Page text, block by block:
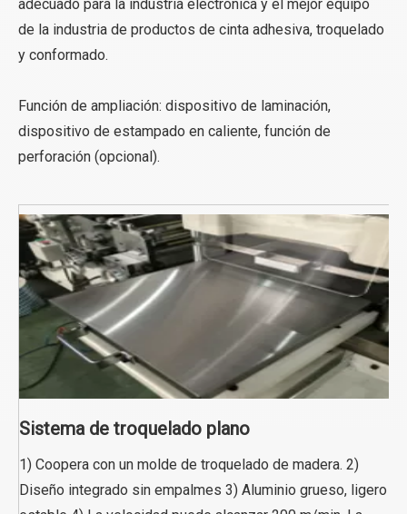
adecuado para la industria electrónica y el mejor equipo
de la industria de productos de cinta adhesiva, troquelado
y conformado.
Función de ampliación: dispositivo de laminación,
dispositivo de estampado en caliente, función de
perforación (opcional).
Sistema de troquelado plano
1) Coopera con un molde de troquelado de madera. 2)
Diseño integrado sin empalmes 3) Aluminio grueso, ligero y